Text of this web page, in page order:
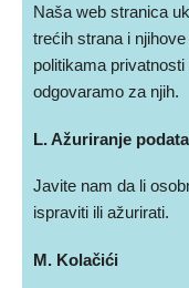
Naša web stranica
trećih strana i
politikama
odgovaramo za njih.
L. Ažuriranje
Javite nam da li
ispraviti ili ažurirati.
M. Kolačići